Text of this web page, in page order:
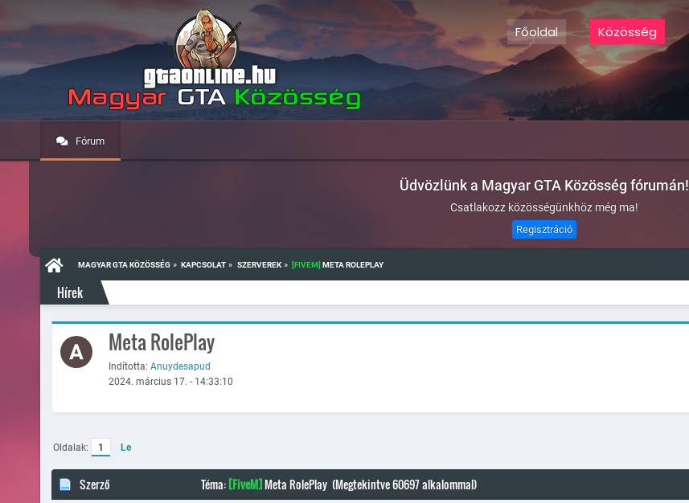
Főoldal Közösség
Fórum
Üdvözlünk a Magyar GTA Közösség fórumán!
Csatlakozz közösségünkhöz még ma!
Regisztráció
MAGYAR GTA KÖZÖSSÉG » KAPCSOLAT » SZERVEREK » [FIVEM] META ROLEPLAY
Hírek
Meta RolePlay
Indította: Anuydesapud
2024. március 17. - 14:33:10
Oldalak: 1 Le
Szerző Téma:[FiveM]Meta RolePlay (Megtekintve 60697 alkalommal)